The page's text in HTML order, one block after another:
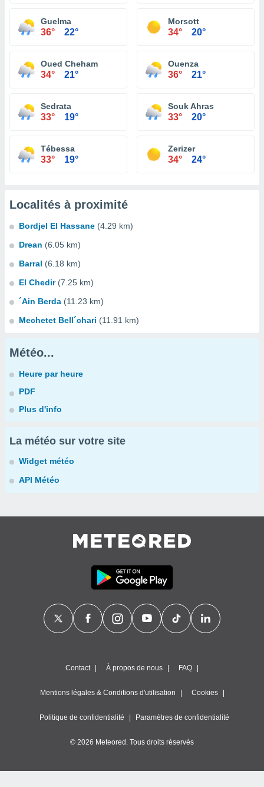
Guelma
36° 22°
Morsott
34° 20°
Oued Cheham
34° 21°
Ouenza
36° 21°
Sedrata
33° 19°
Souk Ahras
33° 20°
Tébessa
33° 19°
Zerizer
34° 24°
Localités à proximité
Bordjel El Hassane (4.29 km)
Drean (6.05 km)
Barral (6.18 km)
El Chedir (7.25 km)
´Ain Berda (11.23 km)
Mechetet Bell´chari (11.91 km)
Météo...
Heure par heure
PDF
Plus d'info
La météo sur votre site
Widget météo
API Météo
Contact À propos de nous FAQ
Mentions légales & Conditions d'utilisation Cookies
Politique de confidentialité Paramètres de confidentialité
© 2026 Meteored. Tous droits réservés